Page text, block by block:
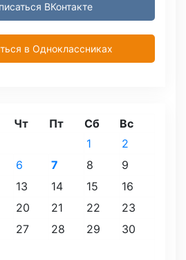
ВКонтакте
в Одноклассниках
Чт Пт Сб
Вс
1
2
6 7 8
9
13 14 15
16
20 21 22
23
27 28 29
30